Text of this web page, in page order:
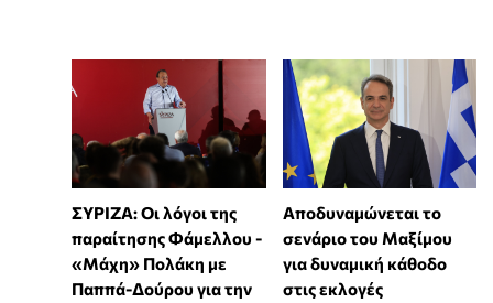
ΣΥΡΙΖΑ: Οι λόγοι της
παραίτησης Φάμελλου -
«Μάχη» Πολάκη με
Παππά-Δούρου για την
Αποδυναμώνεται το
σενάριο του Μαξίμου
για δυναμική κάθοδο
στις εκλογές